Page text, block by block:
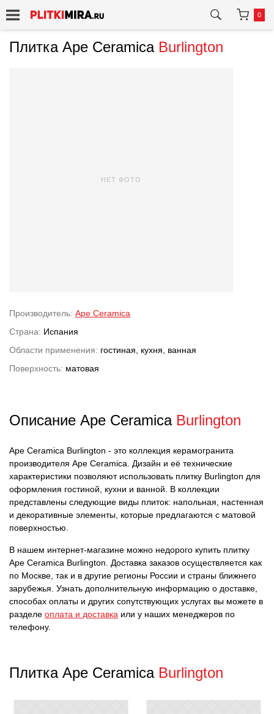
0
Плитка Ape Ceramica Burlington
НЕТ ФОТО
Производитель: Ape Ceramica
Страна: Испания
Области применения: гостиная, кухня, ванная
Поверхность: матовая
Описание Ape Ceramica Burlington
Ape Ceramica Burlington - это коллекция керамогранита
производителя Ape Ceramica. Дизайн и её технические
характеристики позволяют использовать плитку Burlington для
оформления гостиной, кухни и ванной. В коллекции
представлены следующие виды плиток: напольная, настенная
и декоративные элементы, которые предлагаются с матовой
поверхностью.
В нашем интернет-магазине можно недорого купить плитку
Ape Ceramica Burlington. Доставка заказов осуществляется как
по Москве, так и в другие регионы России и страны ближнего
зарубежья. Узнать дополнительную информацию о доставке,
способах оплаты и других сопутствующих услугах вы можете в
разделе оплата и доставка или у наших менеджеров по
телефону.
Плитка Ape Ceramica Burlington